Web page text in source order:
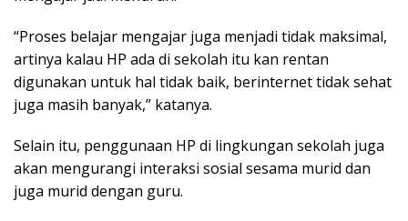
“Proses belajar mengajar juga menjadi tidak maksimal,
artinya kalau HP ada di sekolah itu kan rentan
digunakan untuk hal tidak baik, berinternet tidak sehat
juga masih banyak,” katanya.
Selain itu, penggunaan HP di lingkungan sekolah juga
akan mengurangi interaksi sosial sesama murid dan
juga murid dengan guru.